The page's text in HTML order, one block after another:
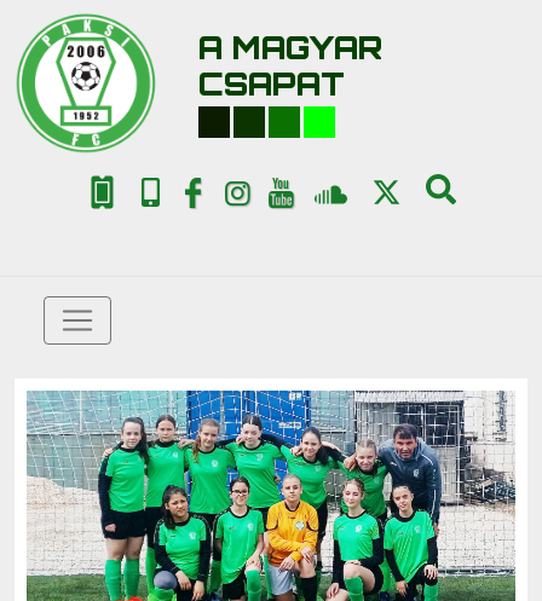
A MAGYAR
CSAPAT